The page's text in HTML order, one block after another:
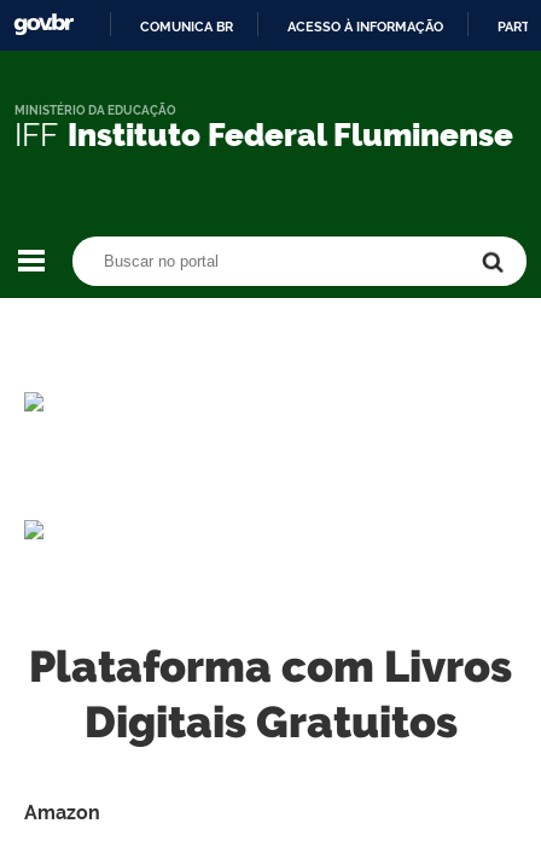
CONTEÚDO
COMUNICA BR ACESSO À INFORMAÇÃO
IFF Instituto Federal Fluminense
MINISTÉRIO DA EDUCAÇÃO
Plataforma com Livros
Digitais Gratuitos
Amazon